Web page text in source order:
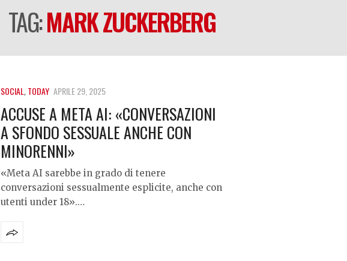
TAG:MARK ZUCKERBERG
SOCIAL,TODAY APRILE 29, 2025
ACCUSE A META AI: «CONVERSAZIONI
A SFONDO SESSUALE ANCHE CON
MINORENNI»
«Meta AI sarebbe in grado di tenere
conversazioni sessualmente esplicite, anche con
utenti under 18».…